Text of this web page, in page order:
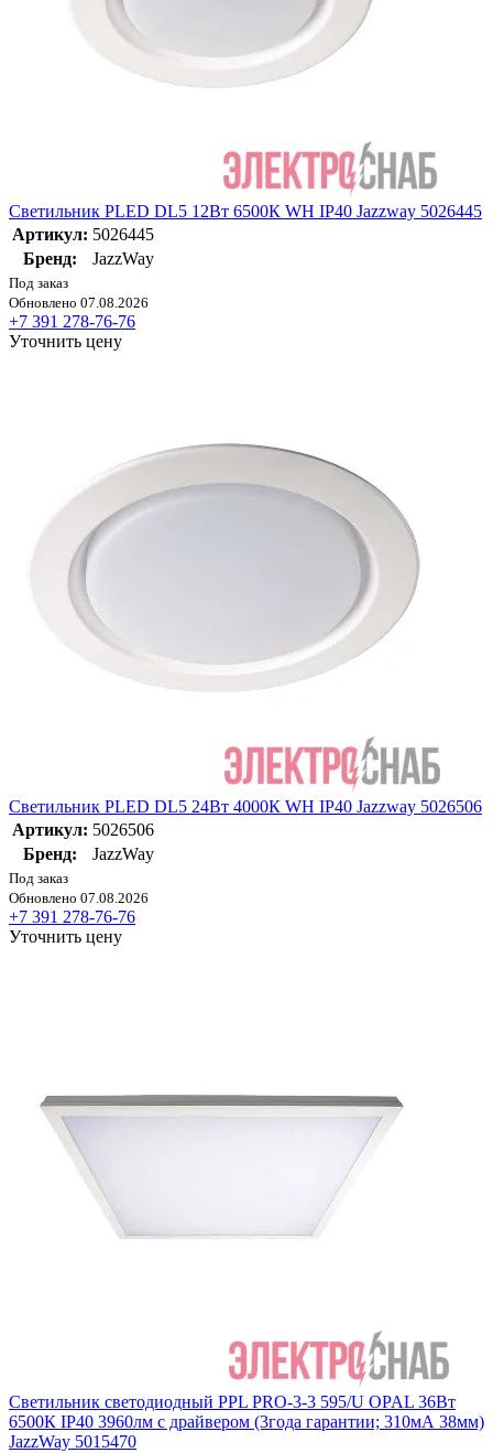
Светильник PLED DL5 12Вт 6500К WH IP40 Jazzway 5026445
Артикул: 5026445
Бренд:
JazzWay
Под заказ
Обновлено 07.08.2026
+7 391 278-76-76
Уточнить цену
Светильник PLED DL5 24Вт 4000К WH IP40 Jazzway 5026506
Артикул: 5026506
Бренд:
JazzWay
Под заказ
Обновлено 07.08.2026
+7 391 278-76-76
Уточнить цену
Светильник светодиодный PPL PRO-3-3 595/U OPAL 36Вт
6500К IP40 3960лм с драйвером (3года гарантии; 310мА 38мм)
JazzWay 5015470